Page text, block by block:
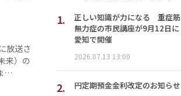
放送さ
来）の
…
1.
正しい知識が力になる 重症筋
無力症の市民講座が9月12日に
愛知で開催
2026.07.13 13:00
2. 円定期預金金利改定のお知らせ